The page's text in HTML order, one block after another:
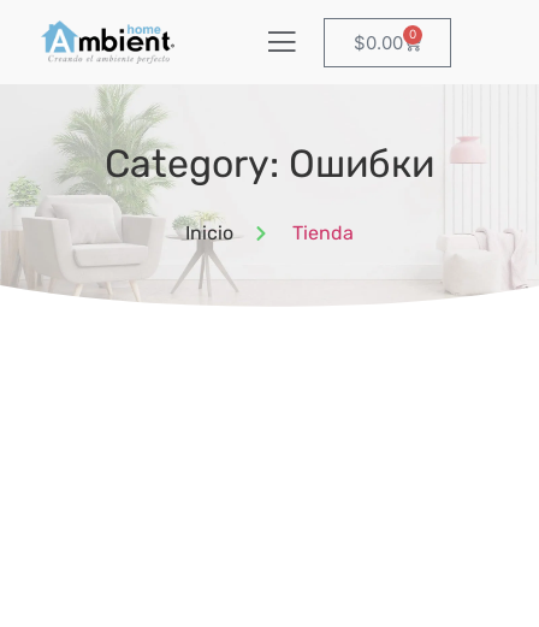
$0.00 0
Category: Ошибки
Inicio Tienda